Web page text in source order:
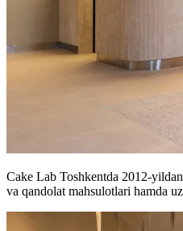
Cake Lab Toshkentda 2012-
va qandolat mahsulotlari hamda